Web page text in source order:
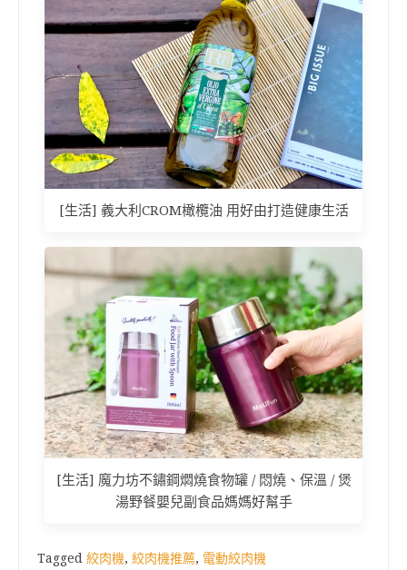
[生活] 義大利CROM橄欖油 用好由打造健康生活
[生活] 魔力坊不鏽鋼燜燒食物罐 / 悶燒、保溫 / 煲
湯野餐嬰兒副食品媽媽好幫手
Tagged 絞肉機, 絞肉機推薦, 電動絞肉機